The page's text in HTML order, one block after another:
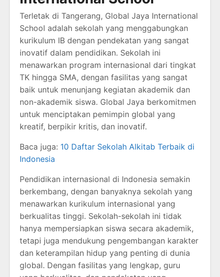
Terletak di Tangerang, Global Jaya International
School adalah sekolah yang menggabungkan
kurikulum IB dengan pendekatan yang sangat
inovatif dalam pendidikan. Sekolah ini
menawarkan program internasional dari tingkat
TK hingga SMA, dengan fasilitas yang sangat
baik untuk menunjang kegiatan akademik dan
non-akademik siswa. Global Jaya berkomitmen
untuk menciptakan pemimpin global yang
kreatif, berpikir kritis, dan inovatif.
Baca juga: 10 Daftar Sekolah Alkitab Terbaik di
Indonesia
Pendidikan internasional di Indonesia semakin
berkembang, dengan banyaknya sekolah yang
menawarkan kurikulum internasional yang
berkualitas tinggi. Sekolah-sekolah ini tidak
hanya mempersiapkan siswa secara akademik,
tetapi juga mendukung pengembangan karakter
dan keterampilan hidup yang penting di dunia
global. Dengan fasilitas yang lengkap, guru